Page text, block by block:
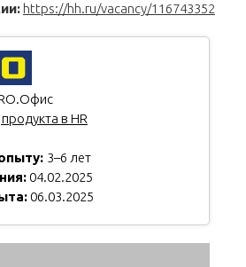
https://hh.ru/vacancy/116743352
в HR
3–6 лет
04.02.2025
06.03.2025